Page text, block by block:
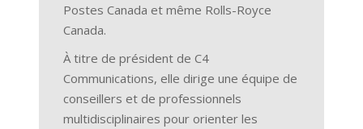
Postes Canada et même Rolls-Royce
Canada.
À titre de président de C4
Communications, elle dirige une équipe de
conseillers et de professionnels
multidisciplinaires pour orienter les